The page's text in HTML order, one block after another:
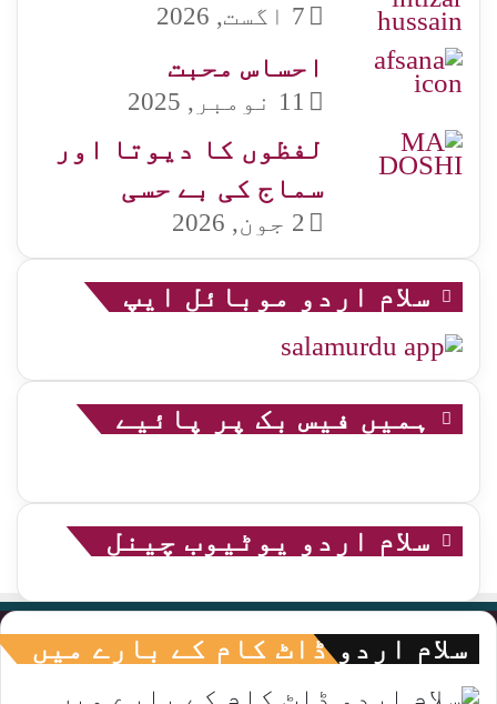
7 اگست, 2026
احساس محبت
11 نومبر, 2025
لفظوں کا دیوتا اور
سماج کی بے حسی
2 جون, 2026
سلام اردو موبائل ایپ
ہمیں فیس بک پر پائیے
سلام اردو یوٹیوب چینل
سلام اردو ڈاٹ کام کے بارے میں